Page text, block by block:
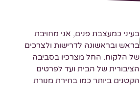
בעיני כמעצבת פנים, אני מחויבת
בראש ובראשונה לדרישות ולצרכים
של הלקוח. החל מצרכיו בסביבה
הציבורית של הבית ועד לפרטים
הקטנים ביותר כמו בחירת מנורת